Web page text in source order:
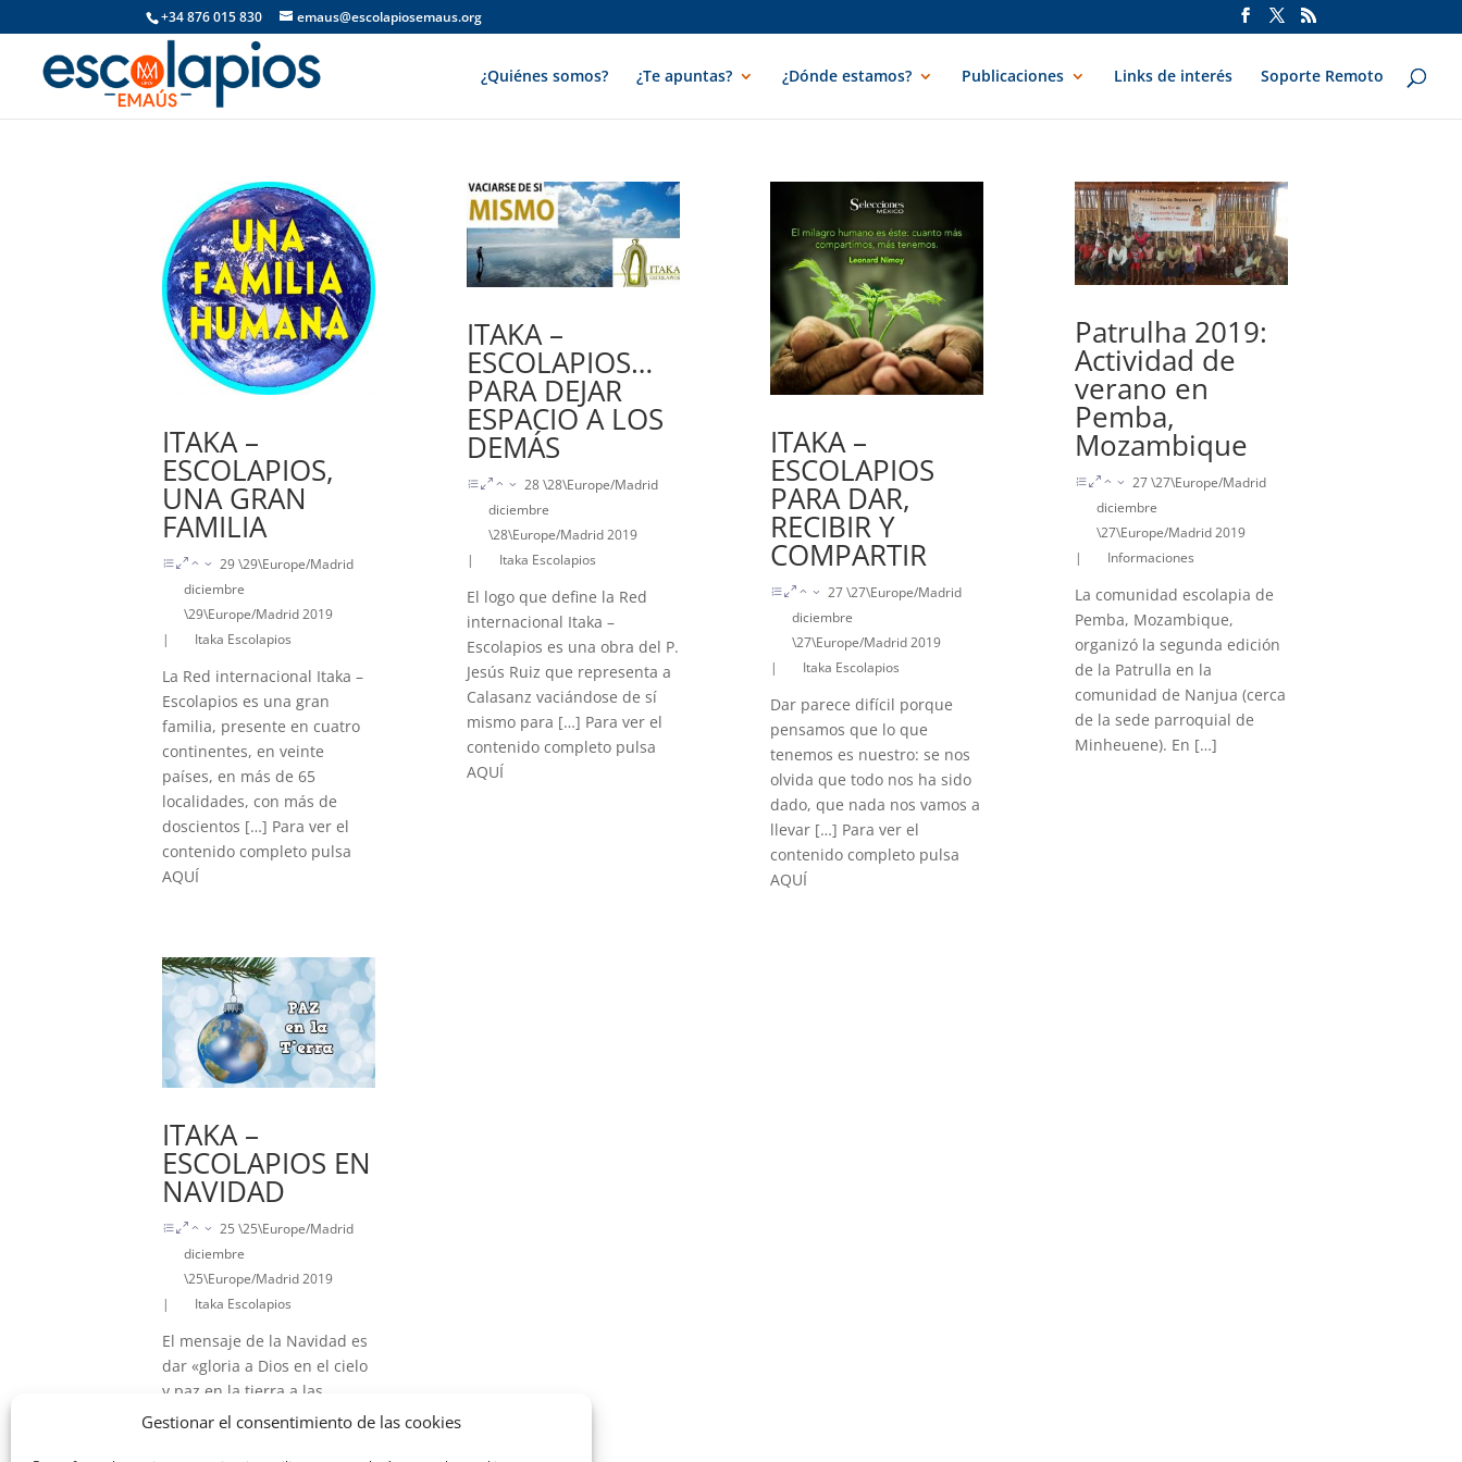
Gestionar el consentimiento de las cookies
+34 876 015 830 emaus@escolapiosemaus.org
¿Quiénes somos? ¿Te apuntas? ¿Dónde estamos? Publicaciones Links de interés Soporte Remoto
ITAKA –
ESCOLAPIOS,
UNA GRAN
FAMILIA
29 \29\Europe/Madrid
diciembre
\29\Europe/Madrid 2019
|
Itaka Escolapios
La Red internacional Itaka –
Escolapios es una gran
familia, presente en cuatro
continentes, en veinte
países, en más de 65
localidades, con más de
doscientos […] Para ver el
contenido completo pulsa
AQUÍ
ITAKA –
ESCOLAPIOS…
PARA DEJAR
ESPACIO A LOS
DEMÁS
28 \28\Europe/Madrid
diciembre
\28\Europe/Madrid 2019
|
Itaka Escolapios
El logo que define la Red
internacional Itaka –
Escolapios es una obra del P.
Jesús Ruiz que representa a
Calasanz vaciándose de sí
mismo para […] Para ver el
contenido completo pulsa
AQUÍ
ITAKA –
ESCOLAPIOS
PARA DAR,
RECIBIR Y
COMPARTIR
27 \27\Europe/Madrid
diciembre
\27\Europe/Madrid 2019
|
Itaka Escolapios
Dar parece difícil porque
pensamos que lo que
tenemos es nuestro: se nos
olvida que todo nos ha sido
dado, que nada nos vamos a
llevar […] Para ver el
contenido completo pulsa
AQUÍ
Patrulha 2019:
Actividad de
verano en
Pemba,
Mozambique
27 \27\Europe/Madrid
diciembre
\27\Europe/Madrid 2019
|
Informaciones
La comunidad escolapia de
Pemba, Mozambique,
organizó la segunda edición
de la Patrulla en la
comunidad de Nanjua (cerca
de la sede parroquial de
Minheuene). En […]
ITAKA –
ESCOLAPIOS EN
NAVIDAD
25 \25\Europe/Madrid
diciembre
\25\Europe/Madrid 2019
|
Itaka Escolapios
El mensaje de la Navidad es
dar «gloria a Dios en el cielo
y paz en la tierra a las
personas que Él tanto ama».